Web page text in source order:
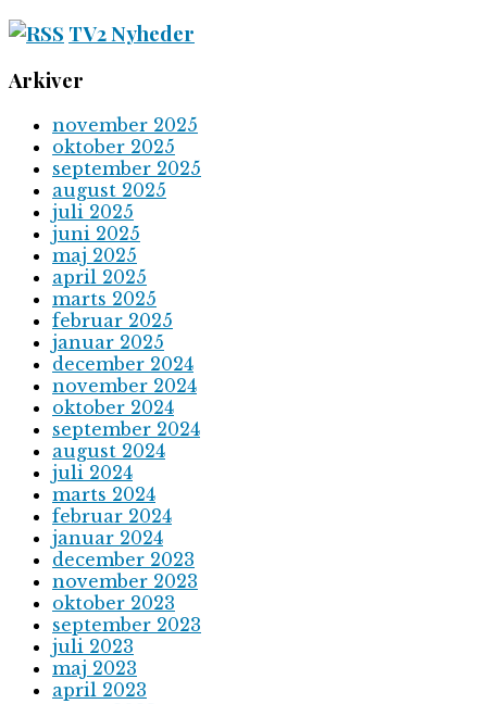
TV2 Nyheder
Arkiver
november 2025
oktober 2025
september 2025
august 2025
juli 2025
juni 2025
maj 2025
april 2025
marts 2025
februar 2025
januar 2025
december 2024
november 2024
oktober 2024
september 2024
august 2024
juli 2024
marts 2024
februar 2024
januar 2024
december 2023
november 2023
oktober 2023
september 2023
juli 2023
maj 2023
april 2023